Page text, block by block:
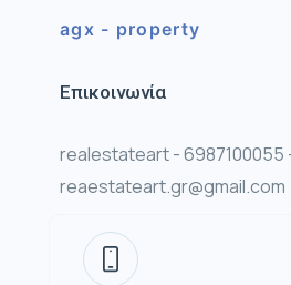
agx - property
Επικοινωνία
realestateart - 6987100055
reaestateart.gr@gmail.com